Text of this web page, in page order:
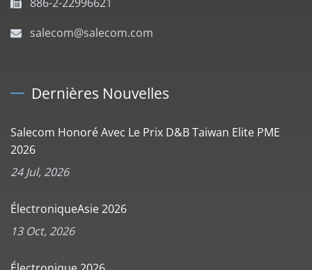
salecom@salecom.com
Dernières Nouvelles
Salecom Honoré Avec Le Prix D&B Taiwan Elite PME
2026
24 Jul, 2026
ÉlectroniqueAsie 2026
13 Oct, 2026